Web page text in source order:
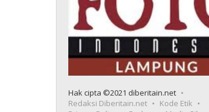
Hak cipta ©2021 diberitain.net
Redaksi Diberitain.net
Kode Etik